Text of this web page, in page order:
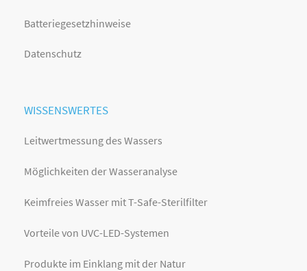
Batteriegesetzhinweise
Datenschutz
WISSENSWERTES
Leitwertmessung des Wassers
Möglichkeiten der Wasseranalyse
Keimfreies Wasser mit T-Safe-Sterilfilter
Vorteile von UVC-LED-Systemen
Produkte im Einklang mit der Natur